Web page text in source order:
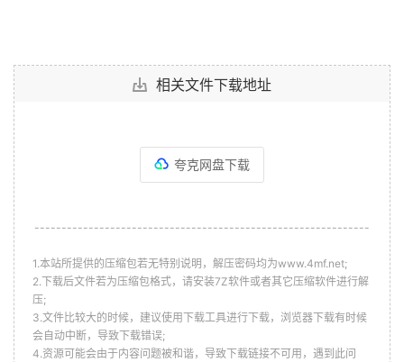
相关文件下载地址
夸克网盘下载
--------------------------------------------------------------
1.本站所提供的压缩包若无特别说明，解压密码均为www.4mf.net;
2.下载后文件若为压缩包格式，请安装7Z软件或者其它压缩软件进行解
压;
3.文件比较大的时候，建议使用下载工具进行下载，浏览器下载有时候
会自动中断，导致下载错误;
4.资源可能会由于内容问题被和谐，导致下载链接不可用，遇到此问